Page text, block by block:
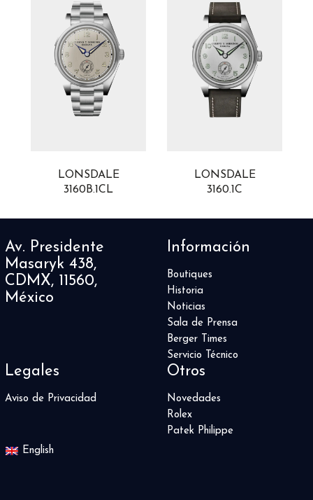
LONSDALE
3160B.1CL
LONSDALE
3160.1C
Av. Presidente
Masaryk 438,
CDMX, 11560,
México
Información
Boutiques
Historia
Noticias
Sala de Prensa
Berger Times
Servicio Técnico
Legales
Aviso de Privacidad
Otros
Novedades
Rolex
Patek Philippe
English